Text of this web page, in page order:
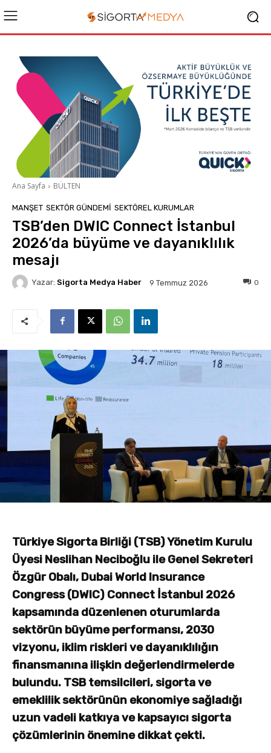
Ana Sayfa BÜLTEN
MANŞET SEKTÖR GÜNDEMİ SEKTÖREL KURUMLAR
TSB’den DWIC Connect İstanbul
2026’da büyüme ve dayanıklılık
mesajı
Yazar: Sigorta Medya Haber 9 Temmuz 2026 0
Türkiye Sigorta Birliği (TSB) Yönetim Kurulu
Üyesi Neslihan Neciboğlu ile Genel Sekreteri
Özgür Obalı, Dubai World Insurance
Congress (DWIC) Connect İstanbul 2026
kapsamında düzenlenen oturumlarda
sektörün büyüme performansı, 2030
vizyonu, iklim riskleri ve dayanıklılığın
finansmanına ilişkin değerlendirmelerde
bulundu. TSB temsilcileri, sigorta ve
emeklilik sektörünün ekonomiye sağladığı
uzun vadeli katkıya ve kapsayıcı sigorta
çözümlerinin önemine dikkat çekti.